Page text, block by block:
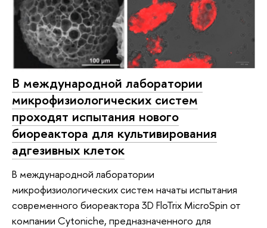
В международной лаборатории
микрофизиологических систем
проходят испытания нового
биореактора для культивирования
адгезивных клеток
В международной лаборатории
микрофизиологических систем начаты испытания
современного биореактора 3D FloTrix MicroSpin от
компании Cytoniche, предназначенного для